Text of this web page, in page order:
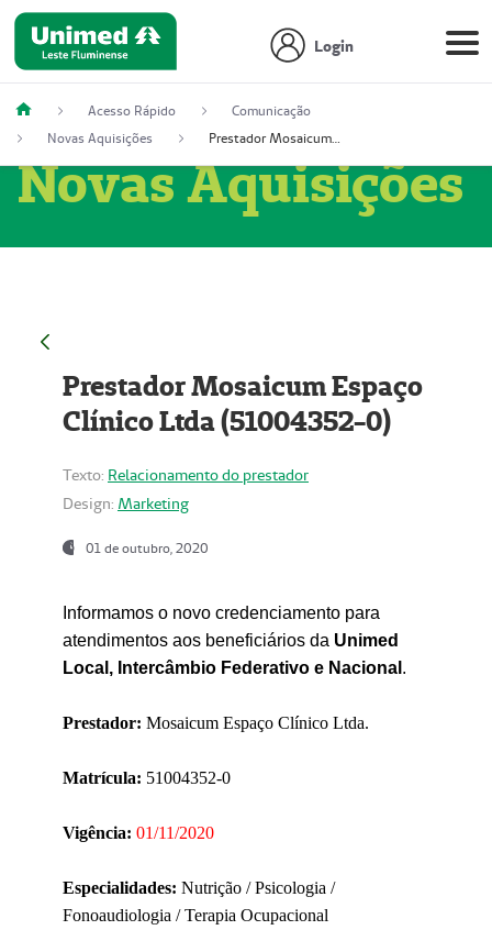
Login
Acesso Rápido
Comunicação
Novas Aquisições
Prestador Mosaicum Espaço Clínico Ltda (51004352-0)
Novas Aquisições
Prestador Mosaicum Espaço
Clínico Ltda (51004352-0)
Texto: Relacionamento do prestador
Design: Marketing
01 de outubro, 2020
Informamos o novo credenciamento para
atendimentos aos beneficiários da Unimed
Local, Intercâmbio Federativo e Nacional .
Prestador: Mosaicum Espaço Clínico Ltda.
Matrícula: 51004352-0
Vigência: 01/11/2020
Especialidades: Nutrição / Psicologia /
Fonoaudiologia / Terapia Ocupacional